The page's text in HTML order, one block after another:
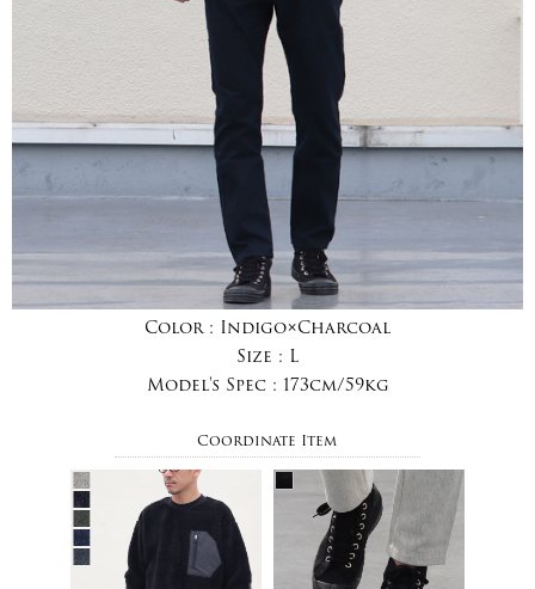
Color : Indigo×Charcoal
Size : L
Model's Spec : 173cm/59kg
Coordinate Item